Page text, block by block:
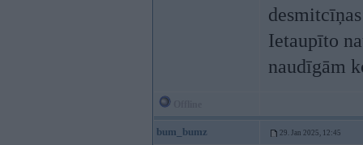
Ietaupīto
naudīgām
bum_bumz 29. Jan 2025, 12:45